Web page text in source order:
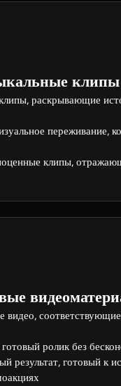
клипы
раскрывающие
переживание,
клипы,
видео,
ролик без
результат, готовый к